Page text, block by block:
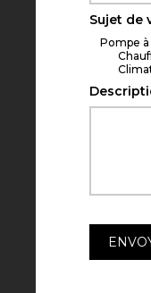
Sujet de
Pompe